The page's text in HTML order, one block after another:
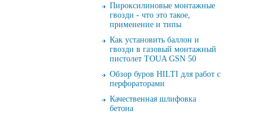
Пироксилиновые монтажные
гвозди - что это такое,
применение и типы
Как установить баллон и
гвозди в газовый монтажный
пистолет TOUA GSN 50
Обзор буров HILTI для работ с
перфораторами
Качественная шлифовка
бетона